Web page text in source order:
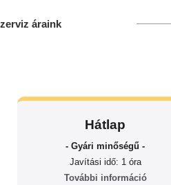
áraink
Hátlap
- Gyári minőségű -
Javítási idő: 1 óra
További információ